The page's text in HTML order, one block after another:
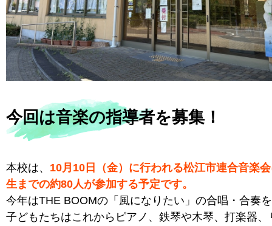
今回は音楽の指導者を募集！
本校は、 10月10日（金）に行われる松江市連合音楽
生までの約80人が参加する予定です。
今年はTHE BOOMの「風になりたい」の合唱・合奏
子どもたちはこれからピアノ、鉄琴や木琴、打楽器、